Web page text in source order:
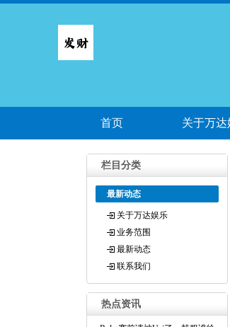
首页 关于万达
栏目分类
最新动态
关于万达娱乐
业务范围
最新动态
联系我们
热点资讯